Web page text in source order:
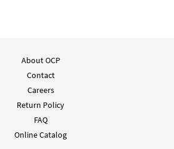
About OCP
Contact
Careers
Return Policy
FAQ
Online Catalog